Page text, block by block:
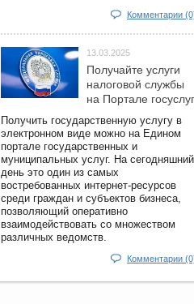
Комментарии
13.03.2025
Получайте услуги
налоговой службы
на Портале госyслуг
Получить государственную услугу в
электронном виде можно на Едином
портале государственных и
муниципальных услуг. На сегодняшний
день это один из самых
востребованных интернет-ресурсов
среди граждан и субъектов бизнеса,
позволяющий оперативно
взаимодействовать со множеством
различных ведомств.
Комментарии